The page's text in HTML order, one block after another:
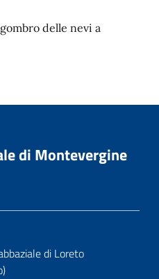
delle nevi a
di Montevergine
di Loreto